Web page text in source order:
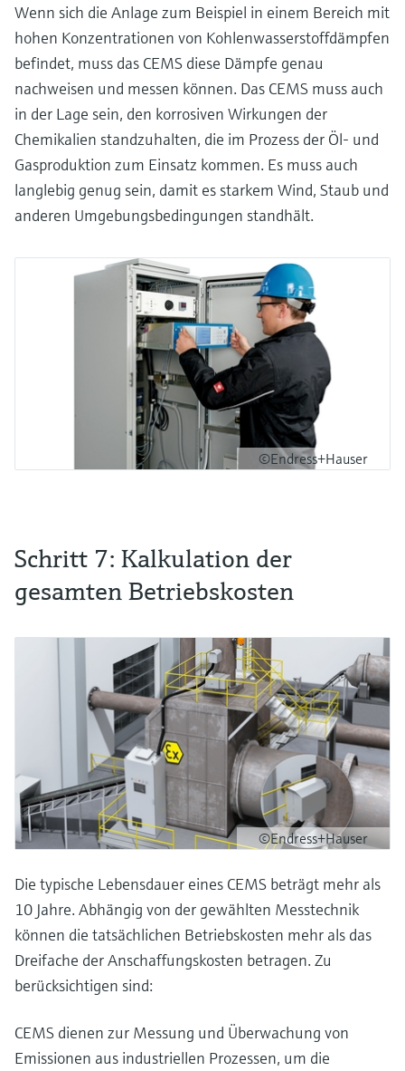
Wenn sich die Anlage zum Beispiel in einem Bereich mit
hohen Konzentrationen von Kohlenwasserstoffdämpfen
befindet, muss das CEMS diese Dämpfe genau
nachweisen und messen können. Das CEMS muss auch
in der Lage sein, den korrosiven Wirkungen der
Chemikalien standzuhalten, die im Prozess der Öl- und
Gasproduktion zum Einsatz kommen. Es muss auch
langlebig genug sein, damit es starkem Wind, Staub und
anderen Umgebungsbedingungen standhält.
©Endress+Hauser
Schritt 7: Kalkulation der
gesamten Betriebskosten
©Endress+Hauser
Die typische Lebensdauer eines CEMS beträgt mehr als
10 Jahre. Abhängig von der gewählten Messtechnik
können die tatsächlichen Betriebskosten mehr als das
Dreifache der Anschaffungskosten betragen. Zu
berücksichtigen sind:
CEMS dienen zur Messung und Überwachung von
Emissionen aus industriellen Prozessen, um die